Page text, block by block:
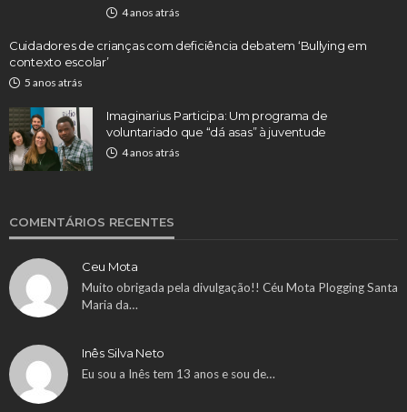
4 anos atrás
Cuidadores de crianças com deficiência debatem ‘Bullying em
contexto escolar’
5 anos atrás
Imaginarius Participa: Um programa de
voluntariado que “dá asas” à juventude
4 anos atrás
COMENTÁRIOS RECENTES
Ceu Mota
Muito obrigada pela divulgação!! Céu Mota Plogging Santa
Maria da…
Inês Silva Neto
Eu sou a Inês tem 13 anos e sou de…